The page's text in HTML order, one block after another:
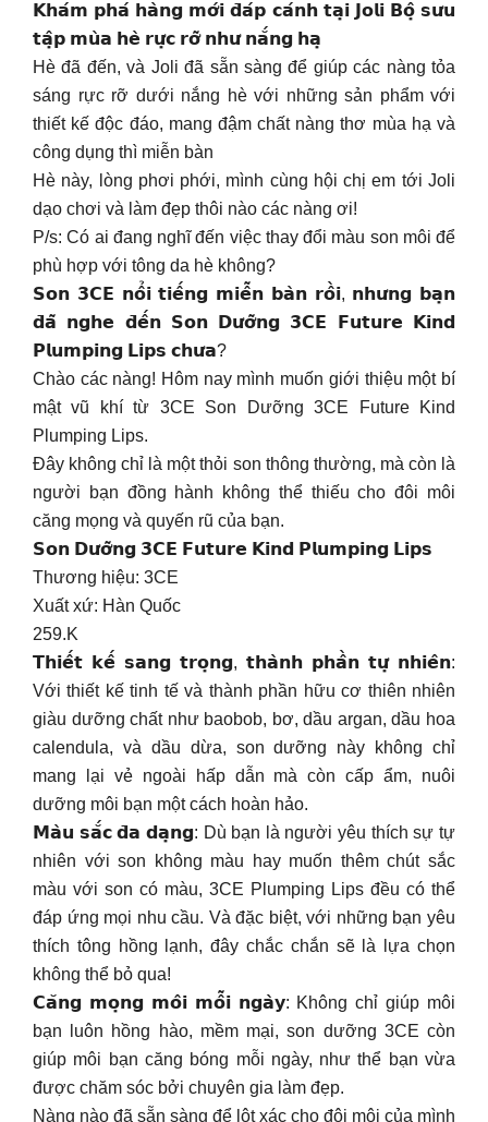
𝗞𝗵𝗮́𝗺 𝗽𝗵𝗮́ 𝗵𝗮̀𝗻𝗴 𝗺𝗼̛́𝗶 𝗱̄𝗮́𝗽 𝗰𝗮́𝗻𝗵 𝘁𝗮̣𝗶 𝗝𝗼𝗹𝗶 𝗕𝗼̣̂ 𝘀𝘂̛𝘂
𝘁𝗮̣̂𝗽 𝗺𝘂̀𝗮 𝗵𝗲̀ 𝗿𝘂̛̣𝗰 𝗿𝗼̛̃ 𝗻𝗵𝘂̛ 𝗻𝗮̆́𝗻𝗴 𝗵𝗮̣
Hè đã đến, và Joli đã sẵn sàng để giúp các nàng tỏa
sáng rực rỡ dưới nắng hè với những sản phẩm với
thiết kế độc đáo, mang đậm chất nàng thơ mùa hạ và
công dụng thì miễn bàn
Hè này, lòng phơi phới, mình cùng hội chị em tới Joli
dạo chơi và làm đẹp thôi nào các nàng ơi!
P/s: Có ai đang nghĩ đến việc thay đổi màu son môi để
phù hợp với tông da hè không?
𝗦𝗼𝗻 𝟯𝗖𝗘 𝗻𝗼̂̉𝗶 𝘁𝗶𝗲̂́𝗻𝗴 𝗺𝗶𝗲̂̃𝗻 𝗯𝗮̀𝗻 𝗿𝗼̂̀𝗶, 𝗻𝗵𝘂̛𝗻𝗴 𝗯𝗮̣𝗻
𝗱̄𝗮̃ 𝗻𝗴𝗵𝗲 𝗱̄𝗲̂́𝗻 𝗦𝗼𝗻 𝗗𝘂̛𝗼̛̃𝗻𝗴 𝟯𝗖𝗘 𝗙𝘂𝘁𝘂𝗿𝗲 𝗞𝗶𝗻𝗱
𝗣𝗹𝘂𝗺𝗽𝗶𝗻𝗴 𝗟𝗶𝗽𝘀 𝗰𝗵𝘂̛𝗮?
Chào các nàng! Hôm nay mình muốn giới thiệu một bí
mật vũ khí từ 3CE Son Dưỡng 3CE Future Kind
Plumping Lips.
Đây không chỉ là một thỏi son thông thường, mà còn là
người bạn đồng hành không thể thiếu cho đôi môi
căng mọng và quyến rũ của bạn.
𝗦𝗼𝗻 𝗗𝘂̛𝗼̛̃𝗻𝗴 𝟯𝗖𝗘 𝗙𝘂𝘁𝘂𝗿𝗲 𝗞𝗶𝗻𝗱 𝗣𝗹𝘂𝗺𝗽𝗶𝗻𝗴 𝗟𝗶𝗽𝘀
Thương hiệu: 3CE
Xuất xứ: Hàn Quốc
259.K
𝗧𝗵𝗶𝗲̂́𝘁 𝗸𝗲̂́ 𝘀𝗮𝗻𝗴 𝘁𝗿𝗼̣𝗻𝗴, 𝘁𝗵𝗮̀𝗻𝗵 𝗽𝗵𝗮̂̀𝗻 𝘁𝘂̛̣ 𝗻𝗵𝗶𝗲̂𝗻:
Với thiết kế tinh tế và thành phần hữu cơ thiên nhiên
giàu dưỡng chất như baobob, bơ, dầu argan, dầu hoa
calendula, và dầu dừa, son dưỡng này không chỉ
mang lại vẻ ngoài hấp dẫn mà còn cấp ẩm, nuôi
dưỡng môi bạn một cách hoàn hảo.
𝗠𝗮̀𝘂 𝘀𝗮̆́𝗰 𝗱̄𝗮 𝗱𝗮̣𝗻𝗴: Dù bạn là người yêu thích sự tự
nhiên với son không màu hay muốn thêm chút sắc
màu với son có màu, 3CE Plumping Lips đều có thể
đáp ứng mọi nhu cầu. Và đặc biệt, với những bạn yêu
thích tông hồng lạnh, đây chắc chắn sẽ là lựa chọn
không thể bỏ qua!
𝗖𝗮̆𝗻𝗴 𝗺𝗼̣𝗻𝗴 𝗺𝗼̂𝗶 𝗺𝗼̂̃𝗶 𝗻𝗴𝗮̀𝘆: Không chỉ giúp môi
bạn luôn hồng hào, mềm mại, son dưỡng 3CE còn
giúp môi bạn căng bóng mỗi ngày, như thể bạn vừa
được chăm sóc bởi chuyên gia làm đẹp.
Nàng nào đã sẵn sàng để lột xác cho đôi môi của mình